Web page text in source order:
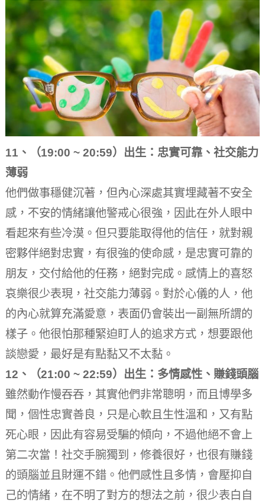
11、（19:00 ~ 20:59）出生：忠實可靠、社交能力
薄弱
他們做事穩健沉著，但內心深處其實埋藏著不安全
感，不安的情緒讓他警戒心很強，因此在外人眼中
看起來有些冷漠。 但只要能取得他的信任，就對親
密夥伴絕對忠實，有很強的使命感，是忠實可靠的
朋友，交付給他的任務，絕對完成。 感情上的喜怒
哀樂很少表現，社交能力薄弱。 對於心儀的人，他
的內心就算充滿愛意，表面仍會裝出一副無所謂的
樣子。 他很怕那種緊迫盯人的追求方式，想要跟他
談戀愛，最好是有點黏又不太黏。
12、（21:00 ~ 22:59）出生：多情感性、賺錢頭腦
雖然動作慢吞吞，其實他們非常聰明，而且博學多
聞，個性忠實善良，只是心軟且生性溫和，又有點
死心眼，因此有容易受騙的傾向，不過他絕不會上
第二次當！ 社交手腕獨到，修養很好，也很有賺錢
的頭腦並且財運不錯。 他們感性且多情，會壓抑自
己的情緒，在不明了對方的想法之前，很少表白自